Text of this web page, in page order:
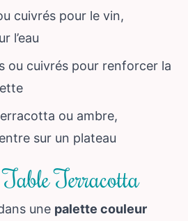
cuivrés pour le vin,
l’eau
ou cuivrés pour renforcer la
ou ambre,
sur un plateau
Table Terracotta
une palette couleur